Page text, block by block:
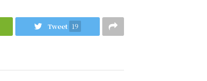
Tweet 19